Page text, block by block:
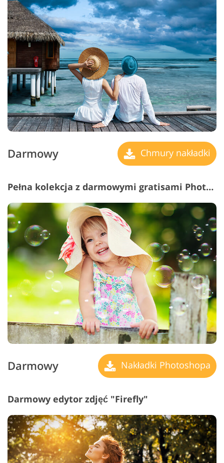
Darmowy Chmury nakładki
Pełna kolekcja z darmowymi gratisami Photoshop
Darmowy Nakładki Photoshopa
Darmowy edytor zdjęć "Firefly"